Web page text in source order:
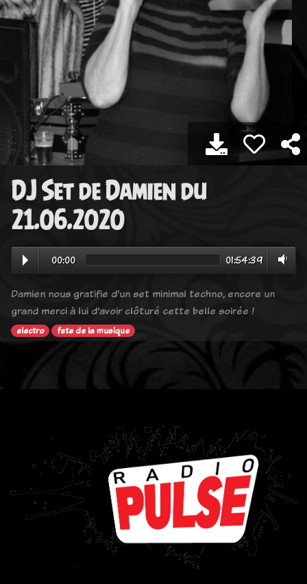
DJ Set de Damien du
21.06.2020
00:00 01:54:39
Damien nous gratifie d'un set minimal techno, encore un
grand merci à lui d'avoir clôturé cette belle soirée !
electro fete de la musique